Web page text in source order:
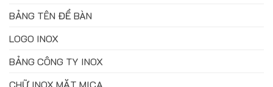
BẢNG TÊN ĐỂ BÀN
LOGO INOX
BẢNG CÔNG TY INOX
CHỮ INOX MẶT MICA